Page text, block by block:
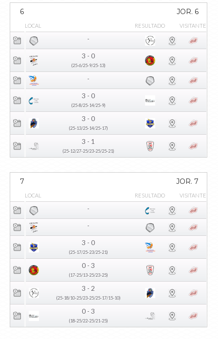
6 JOR. 6
LOCAL RESULTADO VISITANTE
-
3 - 0
(25-6/25-9/25-13)
-
3 - 0
(25-8/25-14/25-9)
3 - 0
(25-13/25-14/25-17)
3 - 1
(25-12/27-25/23-25/25-21)
7 JOR. 7
LOCAL RESULTADO VISITANTE
-
-
3 - 0
(25-17/25-23/25-21)
0 - 3
(17-25/13-25/23-25)
3 - 2
(25-18/10-25/23-25/25-17/15-10)
0 - 3
(18-25/22-25/21-25)